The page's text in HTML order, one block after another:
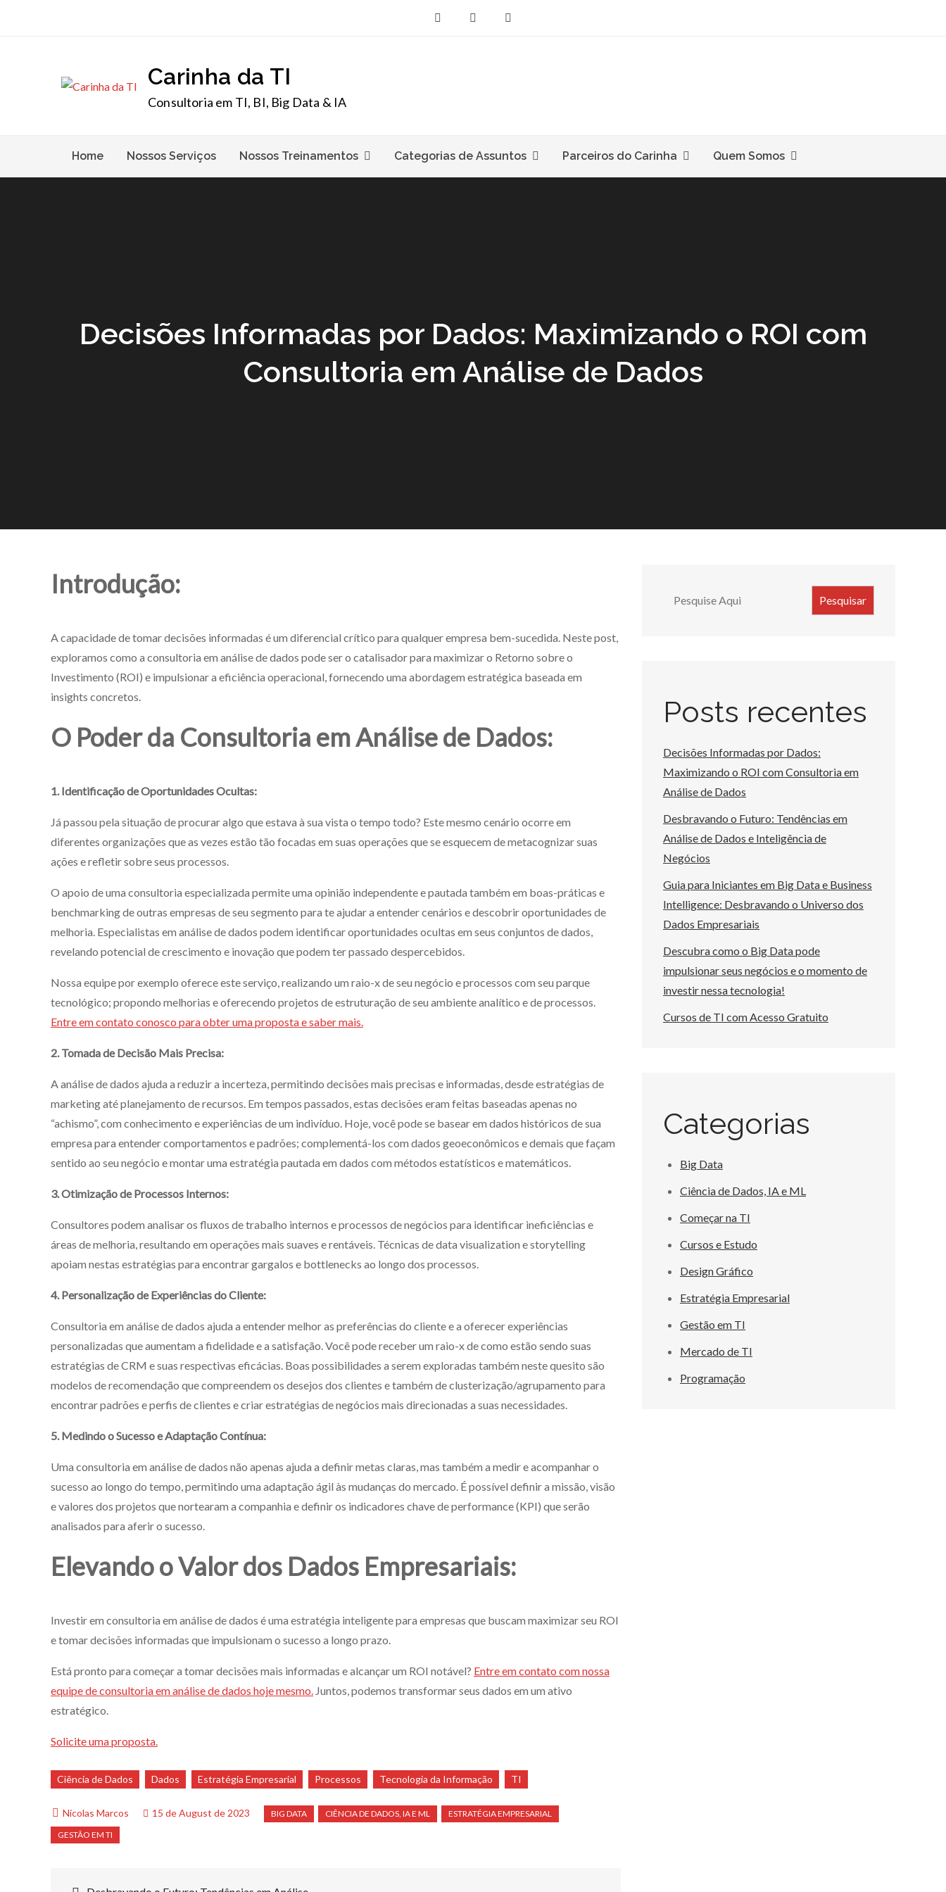
Carinha da TI
Consultoria em TI, BI, Big Data & IA
Home Nossos Serviços Nossos Treinamentos Categorias de Assuntos Parceiros do Carinha Quem Somos
Decisões Informadas por Dados: Maximizando o ROI com
Consultoria em Análise de Dados
Introdução:
A capacidade de tomar decisões informadas é um diferencial crítico para qualquer empresa bem-sucedida. Neste post,
exploramos como a consultoria em análise de dados pode ser o catalisador para maximizar o Retorno sobre o
Investimento (ROI) e impulsionar a eficiência operacional, fornecendo uma abordagem estratégica baseada em
insights concretos.
O Poder da Consultoria em Análise de Dados:
1. Identificação de Oportunidades Ocultas:
Já passou pela situação de procurar algo que estava à sua vista o tempo todo? Este mesmo cenário ocorre em
diferentes organizações que as vezes estão tão focadas em suas operações que se esquecem de metacognizar suas
ações e refletir sobre seus processos.
O apoio de uma consultoria especializada permite uma opinião independente e pautada também em boas-práticas e
benchmarking de outras empresas de seu segmento para te ajudar a entender cenários e descobrir oportunidades de
melhoria. Especialistas em análise de dados podem identificar oportunidades ocultas em seus conjuntos de dados,
revelando potencial de crescimento e inovação que podem ter passado despercebidos.
Nossa equipe por exemplo oferece este serviço, realizando um raio-x de seu negócio e processos com seu parque
tecnológico; propondo melhorias e oferecendo projetos de estruturação de seu ambiente analítico e de processos.
Entre em contato conosco para obter uma proposta e saber mais.
2. Tomada de Decisão Mais Precisa:
A análise de dados ajuda a reduzir a incerteza, permitindo decisões mais precisas e informadas, desde estratégias de
marketing até planejamento de recursos. Em tempos passados, estas decisões eram feitas baseadas apenas no
“achismo”, com conhecimento e experiências de um indivíduo. Hoje, você pode se basear em dados históricos de sua
empresa para entender comportamentos e padrões; complementá-los com dados geoeconômicos e demais que façam
sentido ao seu negócio e montar uma estratégia pautada em dados com métodos estatísticos e matemáticos.
3. Otimização de Processos Internos:
Consultores podem analisar os fluxos de trabalho internos e processos de negócios para identificar ineficiências e
áreas de melhoria, resultando em operações mais suaves e rentáveis. Técnicas de data visualization e storytelling
apoiam nestas estratégias para encontrar gargalos e bottlenecks ao longo dos processos.
4. Personalização de Experiências do Cliente:
Consultoria em análise de dados ajuda a entender melhor as preferências do cliente e a oferecer experiências
personalizadas que aumentam a fidelidade e a satisfação. Você pode receber um raio-x de como estão sendo suas
estratégias de CRM e suas respectivas eficácias. Boas possibilidades a serem exploradas também neste quesito são
modelos de recomendação que compreendem os desejos dos clientes e também de clusterização/agrupamento para
encontrar padrões e perfis de clientes e criar estratégias de negócios mais direcionadas a suas necessidades.
5. Medindo o Sucesso e Adaptação Contínua:
Uma consultoria em análise de dados não apenas ajuda a definir metas claras, mas também a medir e acompanhar o
sucesso ao longo do tempo, permitindo uma adaptação ágil às mudanças do mercado. É possível definir a missão, visão
e valores dos projetos que nortearam a companhia e definir os indicadores chave de performance (KPI) que serão
analisados para aferir o sucesso.
Elevando o Valor dos Dados Empresariais:
Investir em consultoria em análise de dados é uma estratégia inteligente para empresas que buscam maximizar seu ROI
e tomar decisões informadas que impulsionam o sucesso a longo prazo.
Está pronto para começar a tomar decisões mais informadas e alcançar um ROI notável? Entre em contato com nossa
equipe de consultoria em análise de dados hoje mesmo. Juntos, podemos transformar seus dados em um ativo
estratégico.
Solicite uma proposta.
Ciência de Dados Dados Estratégia Empresarial Processos Tecnologia da Informação TI
15 de August de 2023
Search Pesquisar
Posts recentes
Decisões Informadas por Dados:
Maximizando o ROI com Consultoria em
Análise de Dados
Desbravando o Futuro: Tendências em
Análise de Dados e Inteligência de
Negócios
Guia para Iniciantes em Big Data e Business
Intelligence: Desbravando o Universo dos
Dados Empresariais
Descubra como o Big Data pode
impulsionar seus negócios e o momento de
investir nessa tecnologia!
Cursos de TI com Acesso Gratuito
Categorias
Big Data
Ciência de Dados, IA e ML
Começar na TI
Cursos e Estudo
Design Gráfico
Estratégia Empresarial
Gestão em TI
Mercado de TI
Programação